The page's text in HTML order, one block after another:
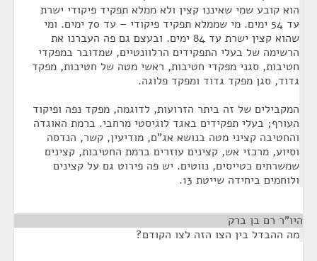
הוא קובע שמי שאיננו קצין ולא ממלא תפקיד פיקודי ישרת
עד 54 ימים. מי שממלא תפקיד פיקודי – עד 70 ימים. ומי
שהוא קצין ישרת עד 84 ימים. ובעצם גם פה העברנו את
הרשימה של בעלי התפקידים הרלוונטיים, שמדובר במפקדי
חטיבות, סגני מפקדי חטיבות, ראשי מטה של חטיבות, מפקד
גדוד, סגן מפקד גדוד ומפקד פלוגה.
המקבילים של זה ביתר הזרועות, לדוגמה, מפקד נפה ופיקוד
העורף; בעלי תפקידים באגד לוגיסטי מרחבי. ברמת האוגדה
והחטיבה קציני מטה בנושא אג"ם, מודיעין, קשר, הנדסה
וסיוע, מרכזי אש, קצינים עוזרים ברמת החטיבות, קצינים
שמשרתים כטייסים, נווטים. יש פה פירוט גם על קצינים
ולוחמים ביחידה שייטת 13.
היו"ר רם בן ברק
מה ההבדל בין הצו הזה לצו הקודם?